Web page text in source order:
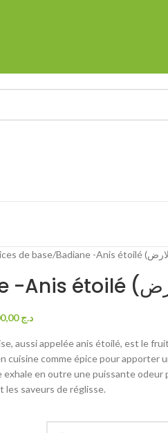
de base
د.ج1.000,00
aussi appelée anis étoilé, est le
cuisine comme épice pour apporter
exhale en outre une puissante
les saveurs de réglisse.